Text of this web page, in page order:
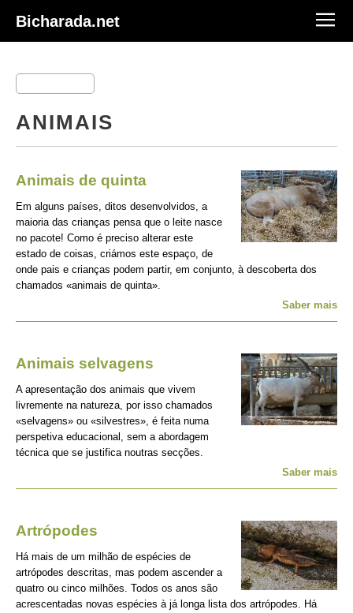
Bicharada.net
ANIMAIS
Animais de quinta
Em alguns países, ditos desenvolvidos, a
maioria das crianças pensa que o leite nasce
no pacote! Como é preciso alterar este
estado de coisas, criámos este espaço, de
onde pais e crianças podem partir, em conjunto, à descoberta dos
chamados «animais de quinta».
Saber mais
Animais selvagens
A apresentação dos animais que vivem
livremente na natureza, por isso chamados
«selvagens» ou «silvestres», é feita numa
perspetiva educacional, sem a abordagem
técnica que se justifica noutras secções.
Saber mais
Artrópodes
Há mais de um milhão de espécies de
artrópodes descritas, mas podem ascender a
quatro ou cinco milhões. Todos os anos são
acrescentadas novas espécies à já longa lista dos artrópodes. Há